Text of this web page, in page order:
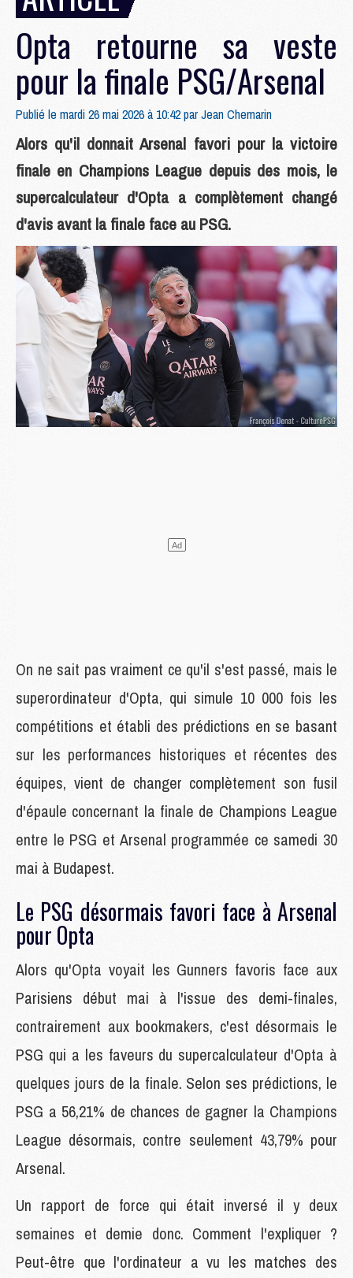
Opta retourne sa veste
pour la finale PSG/Arsenal
Publié le mardi 26 mai 2026 à 10:42 parJean Chemarin
Alors qu'il donnait Arsenal favori pour la victoire
finale en Champions League depuis des mois, le
supercalculateur d'Opta a complètement changé
d'avis avant la finale face au PSG.
On ne sait pas vraiment ce qu'il s'est passé, mais le
superordinateur d'Opta, qui simule 10 000 fois les
compétitions et établi des prédictions en se basant
sur les performances historiques et récentes des
équipes, vient de changer complètement son fusil
d'épaule concernant la finale de Champions League
entre le PSG et Arsenal programmée ce samedi 30
mai à Budapest.
Le PSG désormais favori face à Arsenal
pour Opta
Alors qu'Opta voyait les Gunners favoris face aux
Parisiens début mai à l'issue des demi-finales,
contrairement aux bookmakers, c'est désormais le
PSG qui a les faveurs du supercalculateur d'Opta à
quelques jours de la finale. Selon ses prédictions, le
PSG a 56,21% de chances de gagner la Champions
League désormais, contre seulement 43,79% pour
Arsenal.
Un rapport de force qui était inversé il y deux
semaines et demie donc. Comment l'expliquer ?
Peut-être que l'ordinateur a vu les matches des